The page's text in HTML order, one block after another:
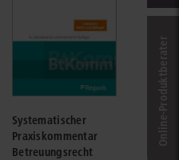
Systematischer
Praxiskommentar
Betreuungsrecht
Online-Produkt­berater